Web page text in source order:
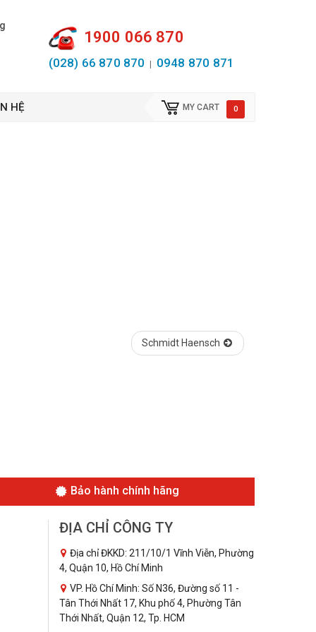
1900 066 870
(028) 66 870 870 0948 870 871
HỆ MY CART 0
Schmidt Haensch
Bảo hành chính hãng
ĐỊA CHỈ CÔNG TY
Địa chỉ ĐKKD: 211/10/1 Vĩnh Viễn, Phường
4, Quận 10, Hồ Chí Minh
VP. Hồ Chí Minh: Số N36, Đường số 11 -
Tân Thới Nhất 17, Khu phố 4, Phường Tân
Thới Nhất, Quận 12, Tp. HCM